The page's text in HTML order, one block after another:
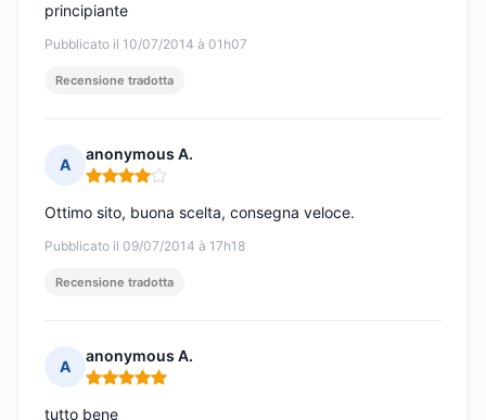
Pubblicato il 10/07/2014 à 01h07
principiante
Recensione tradotta
A
anonymous A.
Nota: 4 su 5
Pubblicato il 09/07/2014 à 17h18
Ottimo sito, buona scelta, consegna veloce.
Recensione tradotta
A
anonymous A.
Nota: 5 su 5
tutto bene